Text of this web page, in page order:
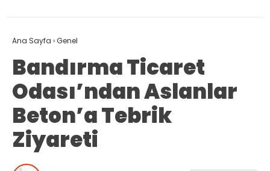
Ana Sayfa ›Genel
Bandırma Ticaret
Odası’ndan Aslanlar
Beton’a Tebrik
Ziyareti